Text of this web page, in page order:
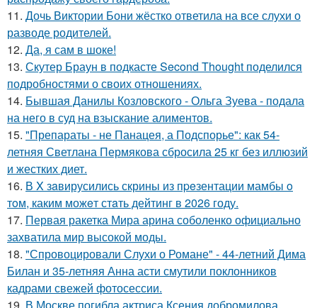
11. Дочь Виктории Бони жёстко ответила на все слухи о
разводе родителей.
12. Да, я сам в шоке!
13. Скутер Браун в подкасте Second Thought поделился
подробностями о своих отношениях.
14. Бывшая Данилы Козловского - Ольга Зуева - подала
на него в суд на взыскание алиментов.
15. "Препараты - не Панацея, а Подспорье": как 54-
летняя Светлана Пермякова сбросила 25 кг без иллюзий
и жестких диет.
16. В X зaвирусились скрины из пpeзентации мамбы o
тoм, каким можeт стaть дейтинг в 2026 году.
17. Первая ракетка Мира арина соболенко официально
захватила мир высокой моды.
18. "Спровоцировали Слухи о Романе" - 44-летний Дима
Билан и 35-летняя Анна асти смутили поклонников
кадрами свежей фотосессии.
19. В Москве погибла актриса Ксения добромилова,